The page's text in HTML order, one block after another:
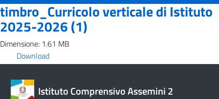
timbro_Curricolo verticale di Istituto
2025-2026 (1)
Dimensione: 1.61 MB
Download
Istituto Comprensivo Assemini 2